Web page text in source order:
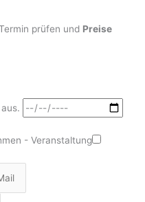
prüfen und Preise
- Veranstaltung